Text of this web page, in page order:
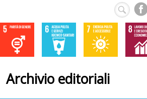
Archivio editoriali